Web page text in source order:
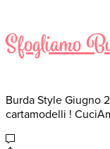
Sfogliamo
Burda Style Giugno
cartamodelli !